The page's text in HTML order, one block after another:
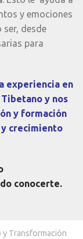
y emociones
ser, desde
para
experiencia en
y nos
y formación
y crecimiento
conocerte.
y Transformación